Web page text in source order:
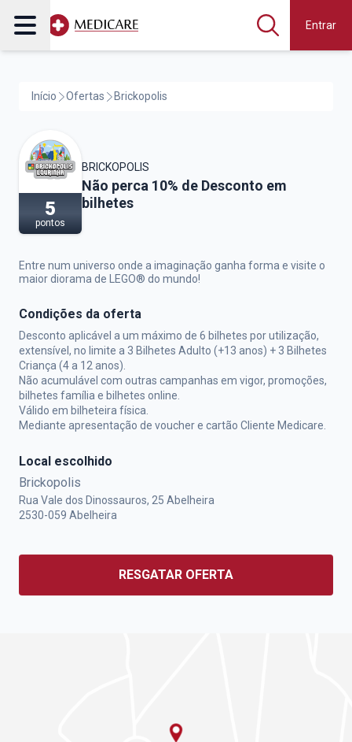
Entrar
Início Ofertas Brickopolis
5
pontos
BRICKOPOLIS
Brickopolis,
Não perca 10% de Desconto em
bilhetes
Entre num universo onde a imaginação ganha forma e visite o
maior diorama de LEGO® do mundo!
Condições da oferta
Desconto aplicável a um máximo de 6 bilhetes por utilização,
extensível, no limite a 3 Bilhetes Adulto (+13 anos) + 3 Bilhetes
Criança (4 a 12 anos).
Não acumulável com outras campanhas em vigor, promoções,
bilhetes família e bilhetes online.
Válido em bilheteira física.
Mediante apresentação de voucher e cartão Cliente Medicare.
Local escolhido
Brickopolis
Rua Vale dos Dinossauros, 25 Abelheira
2530-059 Abelheira
RESGATAR OFERTA